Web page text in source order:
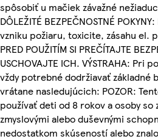
spôsobiť u mačiek závažné
DÔLEŽITÉ BEZPEČNOSTNÉ
vzniku požiaru, toxicite, zásahu el.
PRED POUŽITÍM SI PREČÍTAJTE
USCHOVAJTE ICH. VÝSTRAHA:
vždy potrebné dodržiavať základné
vrátane nasledujúcich: POZOR:
používať deti od 8 rokov a osoby so
zmyslovými alebo duševnými
nedostatkom skúseností alebo